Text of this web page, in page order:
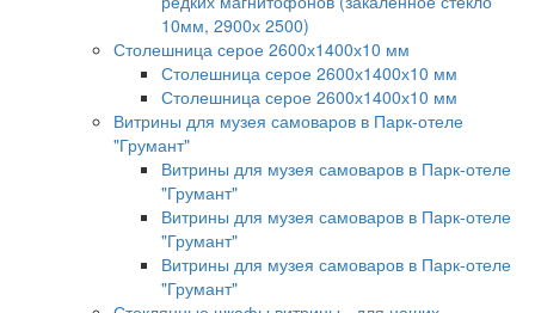
10мм, 2900х 2500)
Столешница серое 2600х1400х10 мм
Столешница серое 2600х1400х10 мм
Столешница серое 2600х1400х10 мм
Витрины для музея самоваров в Парк-отеле
"Грумант"
Витрины для музея самоваров в Парк-отеле
"Грумант"
Витрины для музея самоваров в Парк-отеле
"Грумант"
Витрины для музея самоваров в Парк-отеле
"Грумант"